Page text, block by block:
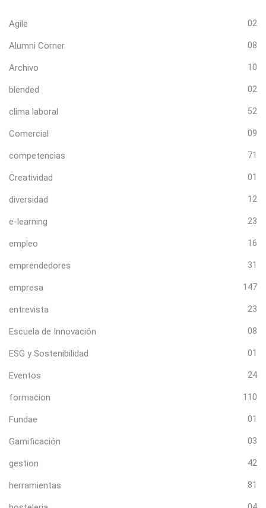
Agile 02
Alumni Corner 08
Archivo 10
blended 02
clima laboral 52
Comercial 09
competencias 71
Creatividad 01
diversidad 12
e-learning 23
empleo 16
emprendedores 31
empresa 147
entrevista 23
Escuela de Innovación 08
ESG y Sostenibilidad 01
Eventos 24
formacion 110
Fundae 01
Gamificación 03
gestion 42
herramientas 81